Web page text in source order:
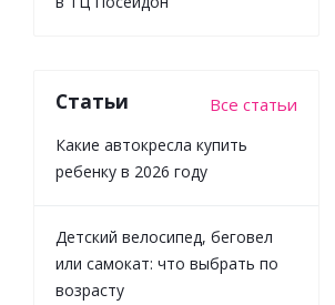
Статьи Все статьи
Какие автокресла купить
ребенку в 2026 году
Детский велосипед, беговел
или самокат: что выбрать по
возрасту